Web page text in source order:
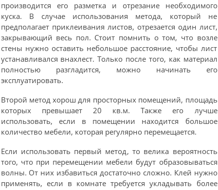
производится его разметка и отрезание необходимого
куска. В случае использования метода, который не
предполагает приклеивания листов, отрезается один лист,
закрывающий весь пол. Стоит помнить о том, что возле
стены нужно оставить небольшое расстояние, чтобы лист
устанавливался внахлест. Только после того, как материал
полностью разгладится, можно начинать его
эксплуатировать.
Второй метод хорош для просторных помещений, площадь
которых превышает 20 кв.м. Также его лучше
использовать, если в помещении находится большое
количество мебели, которая регулярно перемещается.
Если использовать первый метод, то велика вероятность
того, что при перемещении мебели будут образовываться
волны. От них избавиться достаточно сложно. Клей нужно
применять, если в комнате требуется укладывать более